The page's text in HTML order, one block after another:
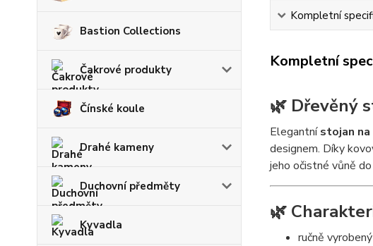
Bastion Collections
Čakrové produkty
Čínské koule
Drahé kameny
Duchovní předměty
Kyvadla
Kompletní
Kompletní
🌿 Dřevěný
Elegantnístojan
designem. Díky
jeho očistné vůně
🌿
ručně